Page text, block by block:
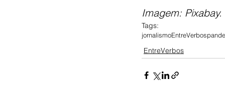
Imagem: Pixabay.
Tags:
jornalismoEntreVerbos
EntreVerbos